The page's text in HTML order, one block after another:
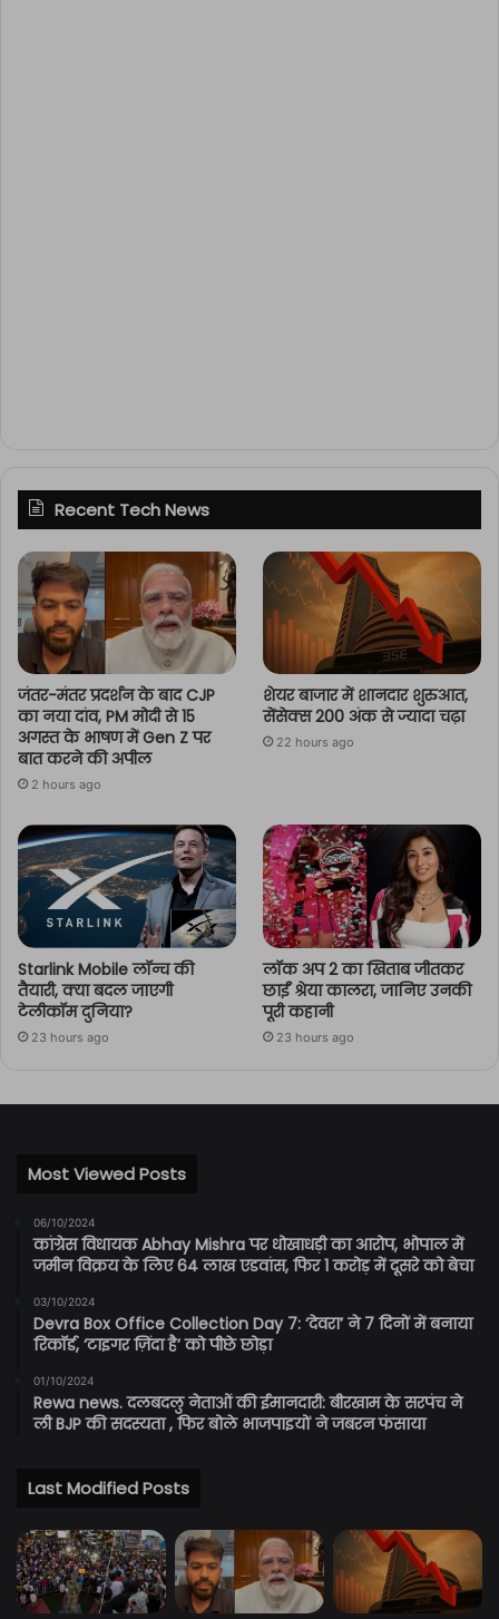
Recent Tech News
जंतर-मंतर प्रदर्शन के बाद CJP
का नया दांव, PM मोदी से 15
अगस्त के भाषण में Gen Z पर
बात करने की अपील
2 hours ago
शेयर बाजार में शानदार शुरुआत,
सेंसेक्स 200 अंक से ज्यादा चढ़ा
22 hours ago
Starlink Mobile लॉन्च की
तैयारी, क्या बदल जाएगी
टेलीकॉम दुनिया?
23 hours ago
लॉक अप 2 का खिताब जीतकर
छाईं श्रेया कालरा, जानिए उनकी
पूरी कहानी
23 hours ago
Most Viewed Posts
06/10/2024
कांग्रेस विधायक Abhay Mishra पर धोखाधड़ी का आरोप, भोपाल में
जमीन विक्रय के लिए 64 लाख एडवांस, फिर 1 करोड़ में दूसरे को बेचा
03/10/2024
Devra Box Office Collection Day 7: ‘देवरा’ ने 7 दिनों में बनाया
रिकॉर्ड, ‘टाइगर ज़िंदा है’ को पीछे छोड़ा
01/10/2024
Rewa news. दलबदलु नेताओं की ईमानदारी: बीरखाम के सरपंच ने
ली BJP की सदस्यता , फिर बोले भाजपाइयों ने जबरन फंसाया
Last Modified Posts